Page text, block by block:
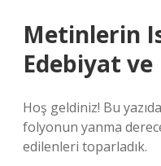
Metinlerin
Edebiyat ve
Hoş geldiniz! Bu
folyonun yanma
edilenleri toparladık.